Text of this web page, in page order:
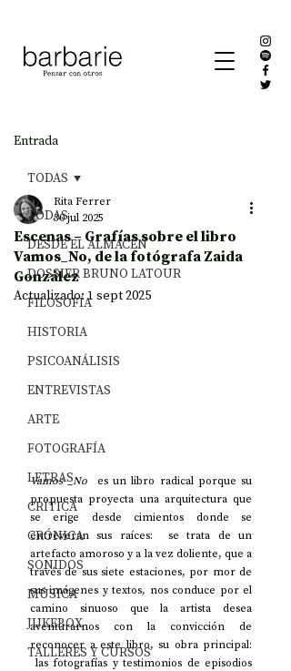
Entrada
TODAS
DESDE EL ALMACÉN
DOSSIER BRUNO LATOUR
FILOSOFÍA
HISTORIA
PSICOANÁLISIS
ENTREVISTAS
ARTE
FOTOGRAFÍA
LETRAS
CRÍTICA
CRÓNICA
SONIDOS
MÚSICA
JUKEBOX
TALLERES Y CURSOS
TODAS
Escenas – Grafías sobre el libro
Vamos_No, de la fotógrafa Zaida
González
Rita Ferrer
30 jul 2025
Actualizado:1 sept 2025
Vamos _No
es un libro radical porque su
propuesta proyecta una arquitectura que
se erige desde cimientos donde se
entreveran sus raíces:  se trata de un
artefacto amoroso y a la vez doliente, que a
través de sus siete estaciones, por mor de
sus imágenes y textos, nos conduce por el
camino sinuoso que la artista desea
aventurarnos con la convicción de
reconocer a este libro, su obra principal:
las fotografías y testimonios de episodios